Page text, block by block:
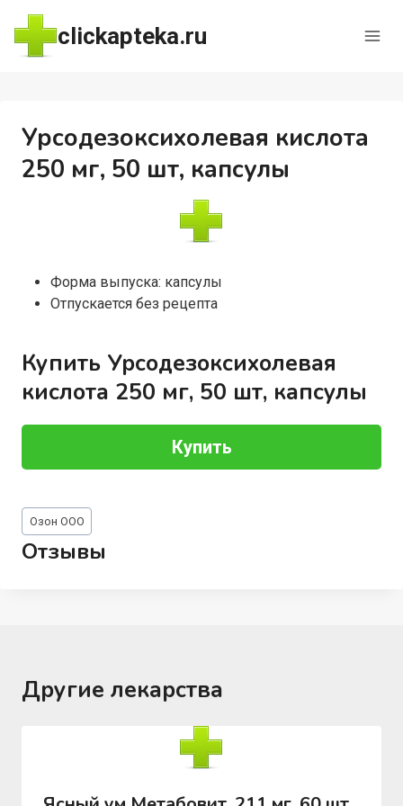
Перейти
содержимому
clickapteka.ru
Урсодезоксихолевая кислота
250 мг, 50 шт, капсулы
Форма выпуска: капсулы
Отпускается без рецепта
Купить Урсодезоксихолевая
кислота 250 мг, 50 шт, капсулы
Купить
Метки
записи:
Озон ООО
Отзывы
Другие лекарства